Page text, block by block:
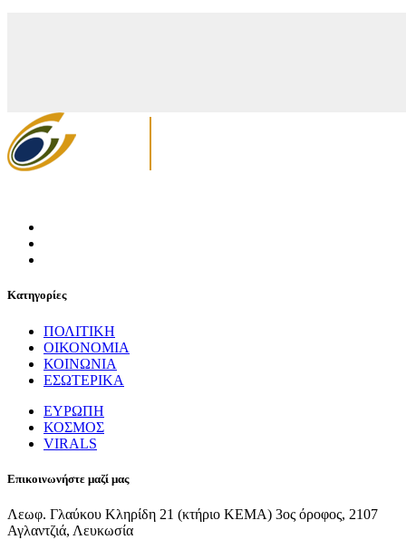
Κατηγορίες
ΠΟΛΙΤΙΚΗ
ΟΙΚΟΝΟΜΙΑ
ΚΟΙΝΩΝΙΑ
ΕΣΩΤΕΡΙΚΑ
ΕΥΡΩΠΗ
ΚΟΣΜΟΣ
VIRALS
Επικοινωνήστε μαζί μας
Λεωφ. Γλαύκου Κληρίδη 21 (κτήριο ΚΕΜΑ) 3ος όροφος, 2107
Αγλαντζιά, Λευκωσία